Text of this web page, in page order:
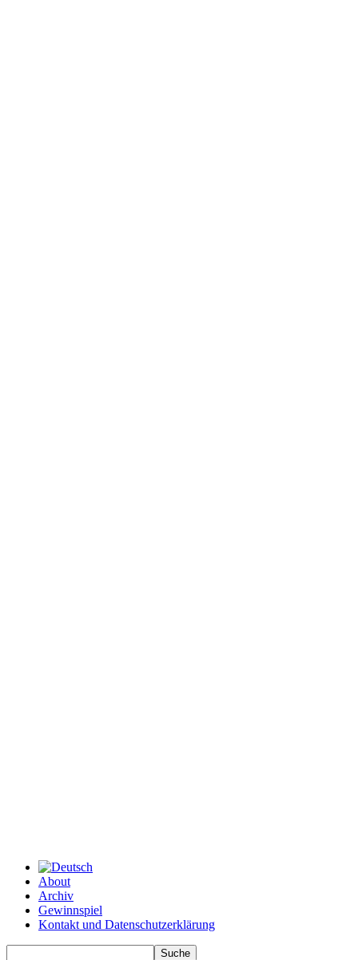
About
Archiv
Gewinnspiel
Kontakt und Datenschutzerklärung